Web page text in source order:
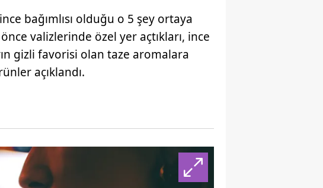
bağımlısı olduğu o 5 şey ortaya
valizlerinde özel yer açtıkları, ince
gizli favorisi olan taze aromalara
açıklandı.